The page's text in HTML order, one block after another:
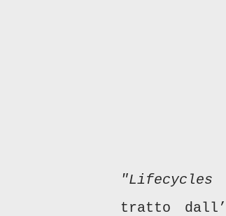
"Lifecycles
tratto